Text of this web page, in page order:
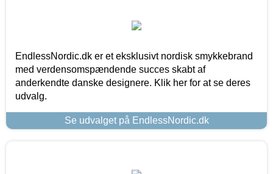
EndlessNordic.dk er et eksklusivt nordisk smykkebrand
med verdensomspændende succes skabt af
anderkendte danske designere. Klik her for at se deres
udvalg.
Se udvalget på EndlessNordic.dk